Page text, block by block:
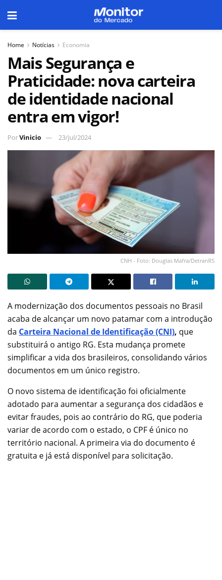
Home Notícias Economia
Mais Segurança e
Praticidade: nova carteira
de identidade nacional
entra em vigor!
PorVinicio 23/jul/2024
CNH - Foto: Douglas Mafra/DetranRS
A modernização dos documentos pessoais no Brasil
acaba de alcançar um novo patamar com a introdução
da Carteira Nacional de Identificação (CNI), que
substituirá o antigo RG. Esta mudança promete
simplificar a vida dos brasileiros, consolidando vários
documentos em um único registro.
O novo sistema de identificação foi oficialmente
adotado para aumentar a segurança dos cidadãos e
evitar fraudes, pois ao contrário do RG, que poderia
variar de acordo com o estado, o CPF é único no
território nacional. A primeira via do documento é
gratuita e já está disponível para solicitação.